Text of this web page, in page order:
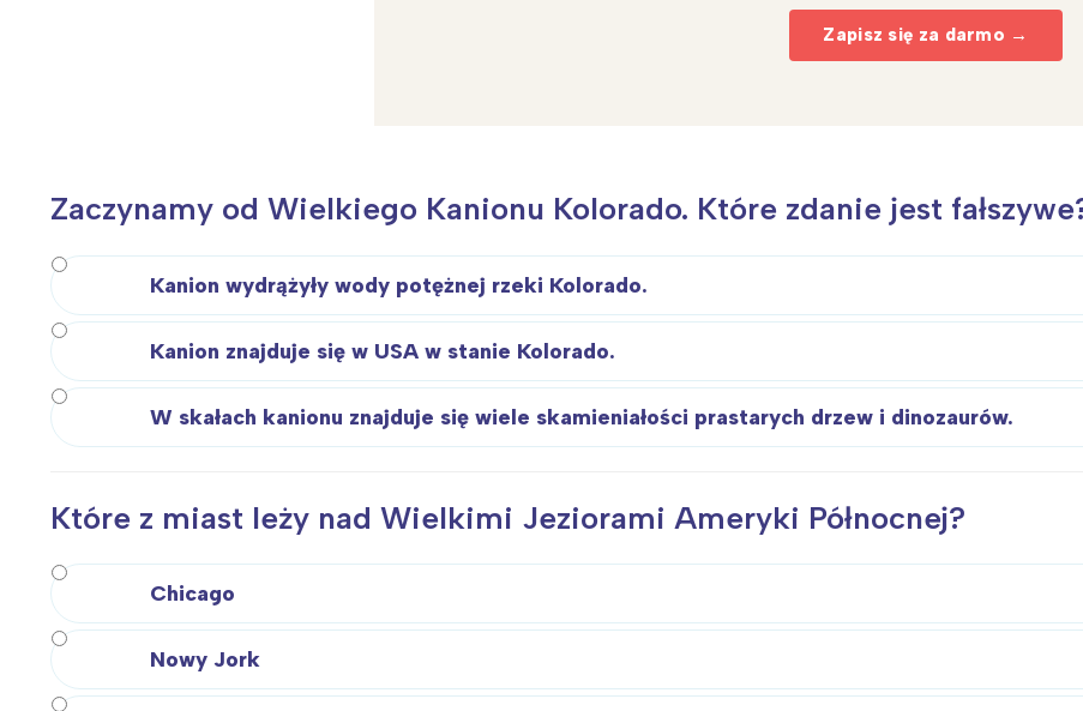
Zapisz się za darmo →
Zaczynamy od Wielkiego Kanionu Kolorado. Które zdanie jest
Kanion wydrążyły wody potężnej rzeki Kolorado.
Kanion znajduje się w USA w stanie Kolorado.
W skałach kanionu znajduje się wiele skamieniałości prastarych drzew i dinozaurów.
Które z miast leży nad Wielkimi Jeziorami Ameryki Północnej?
Chicago
Nowy Jork